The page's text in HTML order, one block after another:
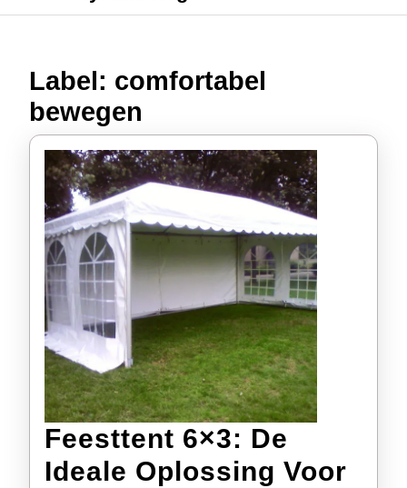
Label: comfortabel
bewegen
Feesttent 6×3: De
Ideale Oplossing Voor